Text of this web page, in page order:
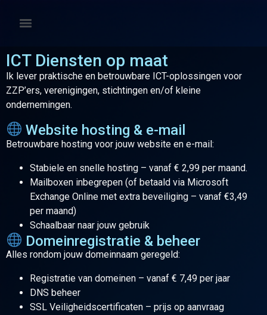
ICT Diensten op maat
Ik lever praktische en betrouwbare ICT-oplossingen voor
ZZP’ers, verenigingen, stichtingen en/of kleine
ondernemingen.
Website hosting & e-mail
Betrouwbare hosting voor jouw website en e-mail:
Stabiele en snelle hosting – vanaf € 2,99 per maand.
Mailboxen inbegrepen (of betaald via Microsoft
Exchange Online met extra beveiliging – vanaf €3,49
per maand)
Schaalbaar naar jouw gebruik
Domeinregistratie & beheer
Alles rondom jouw domeinnaam geregeld:
Registratie van domeinen – vanaf € 7,49 per jaar
DNS beheer
SSL Veiligheidscertificaten – prijs op aanvraag